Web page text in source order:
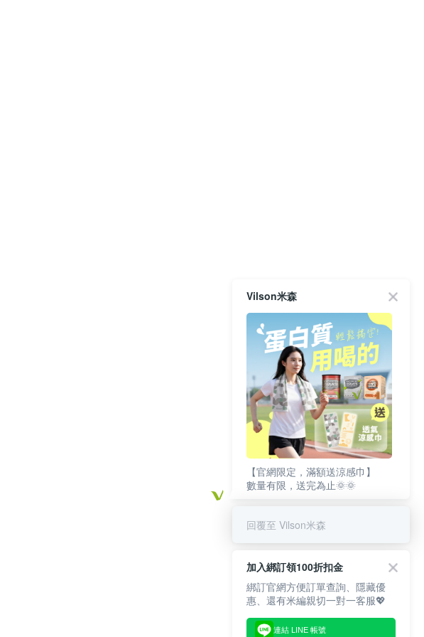
Vilson米森
【官網限定，滿額送涼感巾】
數量有限，送完為止🌞🌞
回覆至 Vilson米森
加入綁訂領100折扣金
綁訂官網方便訂單查詢、隱藏優
惠、還有米編親切一對一客服💖
連結 LINE 帳號